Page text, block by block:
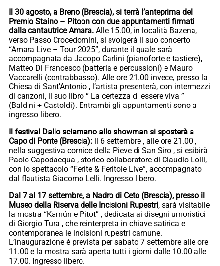
Il 30 agosto, a Breno (Brescia), si terrà l’anteprima del
Premio Staino – Pitoon con due appuntamenti firmati
dalla cantautrice Amara. Alle 15.00, in località Bazena,
verso Passo Crocedomini, si svolgerà il suo concerto
“Amara Live – Tour 2025”, durante il quale sarà
accompagnata da Jacopo Carlini (pianoforte e tastiere),
Matteo Di Francesco (batteria e percussioni) e Mauro
Vaccarelli (contrabbasso). Alle ore 21.00 invece, presso la
Chiesa di Sant’Antonio , l’artista presenterà, con intermezzi
di canzoni, il suo libro “ La certezza di essere viva ”
(Baldini + Castoldi). Entrambi gli appuntamenti sono a
ingresso libero.
Il festival Dallo sciamano allo showman si sposterà a
Capo di Ponte (Brescia): il 6 settembre , alle ore 21.00 ,
nella suggestiva cornice della Pieve di San Siro , si esibirà
Paolo Capodacqua , storico collaboratore di Claudio Lolli,
con lo spettacolo “Ferite & Feritoie Live”, accompagnato
dal flautista Giacomo Lelli. Ingresso libero.
Dal 7 al 17 settembre, a Nadro di Ceto (Brescia), presso il
Museo della Riserva delle Incisioni Rupestri, sarà visitabile
la mostra “Kamún e Pitot” , dedicata ai disegni umoristici
di Giorgio Tura , che reinterpreta in chiave satirica e
contemporanea le incisioni rupestri camune.
L’inaugurazione è prevista per sabato 7 settembre alle ore
11.00 e la mostra sarà aperta tutti i giorni dalle 10.00 alle
17.00. Ingresso libero.